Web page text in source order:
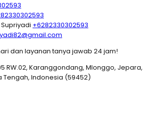
+6282330302593
dan layanan tanya jawab 24 jam!
RW.02, Karanggondang, Mlonggo, Jepara,
Tengah, Indonesia (59452)